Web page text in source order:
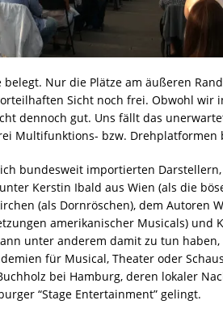
belegt. Nur die Plätze am äußeren
Sicht noch frei. Obwohl wir
dennoch gut. Uns fällt das
Multifunktions- bzw. Drehplatformen
bundesweit importierten
Kerstin Ibald aus Wien (als die
(als Dornröschen), dem Autoren
amerikanischer Musicals) und
unter anderem damit zu tun
für Musical, Theater oder
bei Hamburg, deren lokaler
“Stage Entertainment” gelingt.